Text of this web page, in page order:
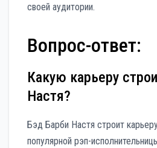
своей аудитории.
Вопрос-ответ:
Какую карьеру
Настя?
Бэд Барби Настя строит
популярной рэп-